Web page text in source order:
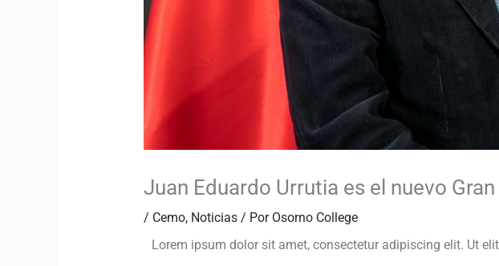
Juan Eduardo Urrutia es el nuevo
/ Cemo, Noticias/ Por Osorno College
Lorem ipsum dolor sit amet, consectetur adipiscing elit. Ut